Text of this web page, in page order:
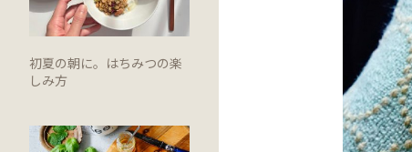
初夏の朝に。はちみつの楽
しみ方